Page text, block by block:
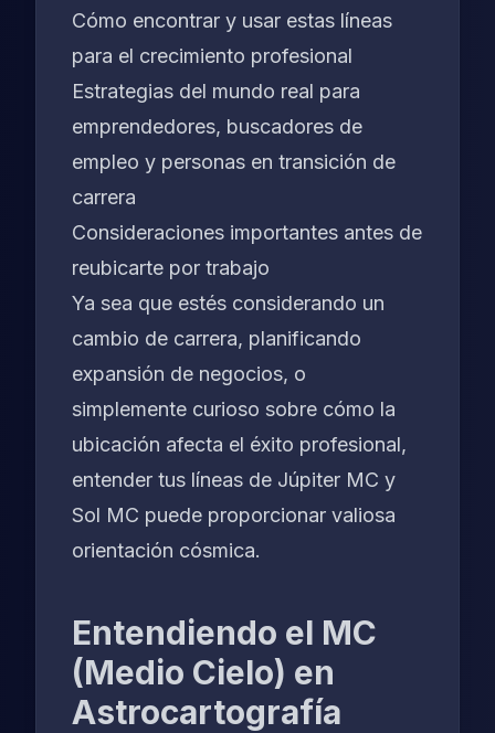
Cómo encontrar y usar estas líneas
para el crecimiento profesional
Estrategias del mundo real para
emprendedores, buscadores de
empleo y personas en transición de
carrera
Consideraciones importantes antes de
reubicarte por trabajo
Ya sea que estés considerando un
cambio de carrera, planificando
expansión de negocios, o
simplemente curioso sobre cómo la
ubicación afecta el éxito profesional,
entender tus líneas de Júpiter MC y
Sol MC puede proporcionar valiosa
orientación cósmica.
Entendiendo el MC
(Medio Cielo) en
Astrocartografía